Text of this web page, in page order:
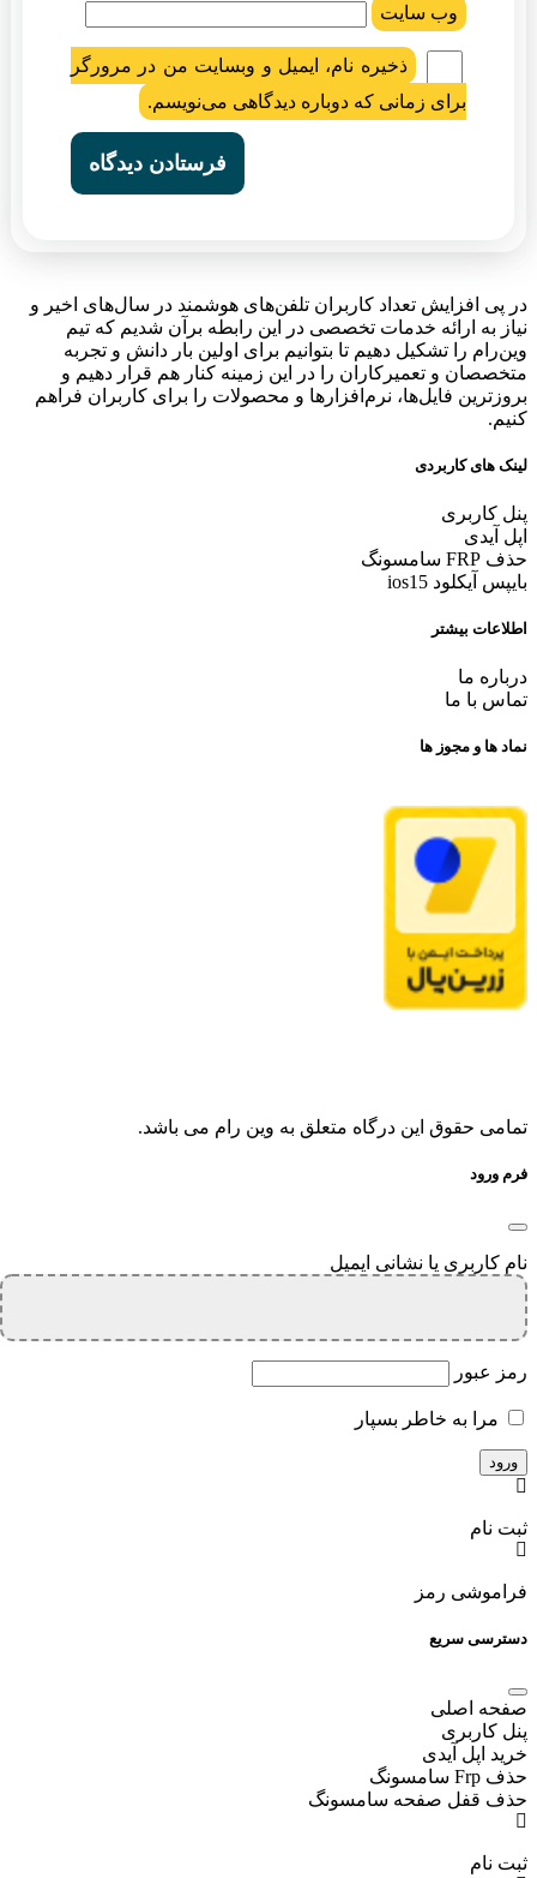
وب‌ سایت
ذخیره نام، ایمیل و وبسایت من در مرورگر
برای زمانی که دوباره دیدگاهی می‌نویسم.
در پی افزایش تعداد کاربران تلفن‌های هوشمند در سال‌های اخیر و
نیاز به ارائه خدمات تخصصی در این رابطه برآن شدیم که تیم
وین‌رام را تشکیل دهیم تا بتوانیم برای اولین بار دانش و تجربه
متخصصان و تعمیرکاران را در این زمینه کنار هم قرار دهیم و
بروزترین فایل‌ها، نرم‌افزارها و محصولات را برای کاربران فراهم
کنیم.
لینک های کاربردی
پنل کاربری
اپل آیدی
حذف FRP سامسونگ
بایپس آیکلود ios15
اطلاعات بیشتر
درباره ما
تماس با ما
نماد ها و مجوز ها
تمامی حقوق این درگاه متعلق به وین رام می باشد.
فرم ورود
نام کاربری یا نشانی ایمیل
رمز عبور
مرا به خاطر بسپار
ثبت نام
فراموشی رمز
دسترسی سریع
صفحه اصلی
پنل کاربری
خرید اپل آیدی
حذف Frp سامسونگ
حذف قفل صفحه سامسونگ
ثبت نام